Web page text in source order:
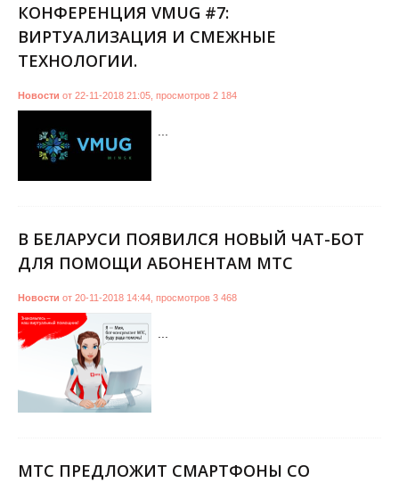
КОНФЕРЕНЦИЯ VMUG #7:
ВИРТУАЛИЗАЦИЯ И СМЕЖНЫЕ
ТЕХНОЛОГИИ.
Новости от 22-11-2018 21:05 просмотров 2 184
В БЕЛАРУСИ ПОЯВИЛСЯ НОВЫЙ ЧАТ-БОТ
ДЛЯ ПОМОЩИ АБОНЕНТАМ МТС
Новости от 20-11-2018 14:44 просмотров 3 468
МТС ПРЕДЛОЖИТ СМАРТФОНЫ СО